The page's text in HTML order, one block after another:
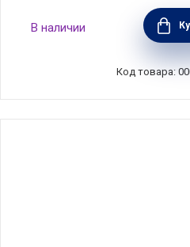
Чаша для завтрака
белый, пластик,
В наличии
Код товара: